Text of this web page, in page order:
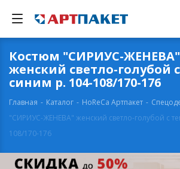
Костюм "СИРИУС-ЖЕНЕВА"
женский светло-голубой
синим р. 104-108/170-176
Главная - Каталог - HoReCa Артпакет -
"СИРИУС-ЖЕНЕВА" женский светло-голубой с
108/170-176